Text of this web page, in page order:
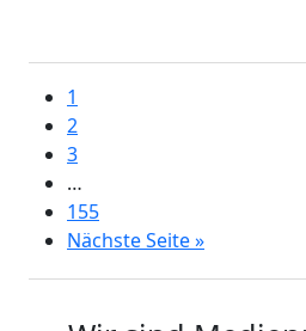
1
2
3
…
155
Nächste Seite »